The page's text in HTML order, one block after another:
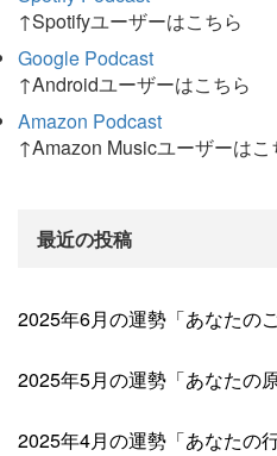
↑Spotifyユーザーはこちら
Google Podcast
↑Androidユーザーはこちら
Amazon Podcast
↑Amazon Musicユーザーはこ
最近の投稿
2025年6月の運勢「あなたの
2025年5月の運勢「あなたの
2025年4月の運勢「あなたの